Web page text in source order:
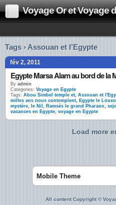
Voyage Or et Voyage
Tags › Assouan et l’Egypte
fév 2, 2011
Egypte Marsa Alam au bord de la
By admin
Categories: Voyage en Egypte
Tags: Abou Simbel temple et, Assouan et
milles ans nous contemplent, Egypte le
mystère, le Nil , Ramsès le grand Pharaon,
vacances en Egypte, voyage en Egypte
Load more
Mobile Theme
All content Copyright ©